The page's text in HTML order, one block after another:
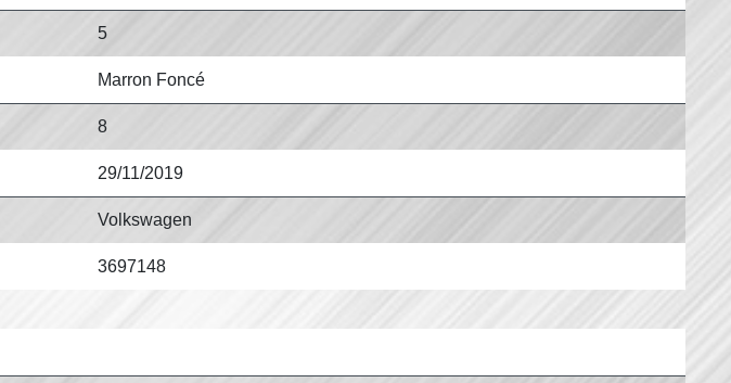
5
Marron Foncé
8
29/11/2019
Volkswagen
3697148